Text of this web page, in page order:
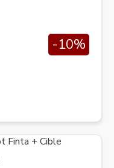
-10%